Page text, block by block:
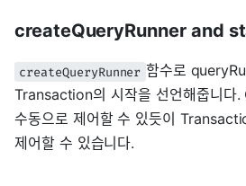
createQueryRunner and
createQueryRunner 함수로
Transaction의 시작을 선언해줍니
수동으로 제어할 수 있듯이
제어할 수 있습니다.